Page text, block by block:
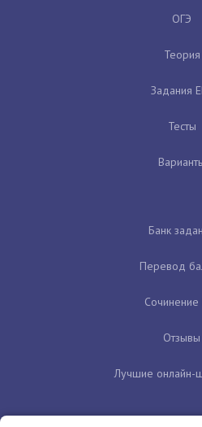
ОГЭ
Теория
Задания
Тесты
Банк
Перевод
Сочинение
Отзывы
Лучшие онлайн-